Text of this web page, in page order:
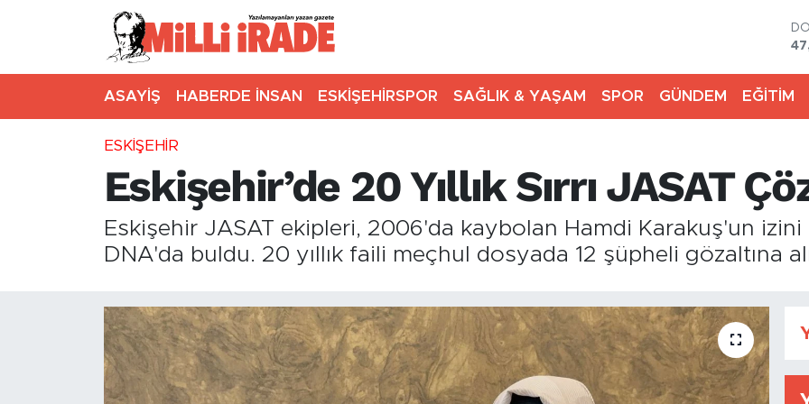
ASAYİŞ HABERDE İNSAN ESKİŞEHİRSPOR SAĞLIK & YAŞAM SPOR GÜNDEM EĞİTİM
ESKİŞEHİR
Eskişehir’de 20 Yıllık Sırrı JASAT
Eskişehir JASAT ekipleri, 2006'da kaybolan Hamdi Karakuş'un
DNA'da buldu. 20 yıllık faili meçhul dosyada 12 şüpheli gözaltına